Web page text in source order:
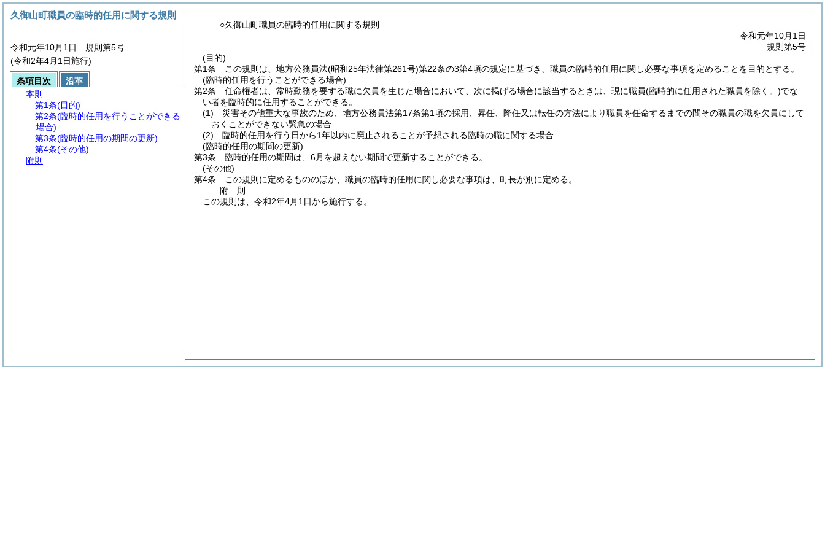
○久御山町職員の臨時的任用に関する規則
令和元年10月1日
規則第5号
(目的)
第1条
この規則は、地方公務員法(昭和25年法律第261号)第22条の3第4項の規定に基づき、職員の臨時的任用に関し必要な事項を定めることを目的とする。
(臨時的任用を行うことができる場合)
第2条
任命権者は、常時勤務を要する職に欠員を生じた場合において、次に掲げる場合に該当するときは、現に職員(臨時的に任用された職員を除く。)でな
い者を臨時的に任用することができる。
(1)
災害その他重大な事故のため、地方公務員法第17条第1項の採用、昇任、降任又は転任の方法により職員を任命するまでの間その職員の職を欠員にして
おくことができない緊急の場合
(2)
臨時的任用を行う日から1年以内に廃止されることが予想される臨時の職に関する場合
(臨時的任用の期間の更新)
第3条
臨時的任用の期間は、6月を超えない期間で更新することができる。
(その他)
第4条
この規則に定めるもののほか、職員の臨時的任用に関し必要な事項は、町長が別に定める。
附 則
この規則は、令和2年4月1日から施行する。
久御山町職員の臨時的任用に関する規則
令和元年10月1日 規則第5号
(令和2年4月1日施行)
条項目次
沿革
本則
第1条(目的)
第2条(臨時的任用を行うことができる
場合)
第3条(臨時的任用の期間の更新)
第4条(その他)
附則